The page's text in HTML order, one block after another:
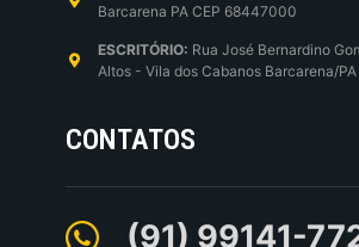
Barcarena PA CEP 68447000
ESCRITÓRIO: Rua José Bernardino
Altos - Vila dos Cabanos Barcarena/PA
CONTATOS
(91) 99141-